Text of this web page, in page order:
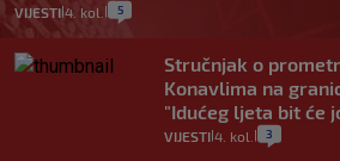
VIJESTI 4. kol. 5
Stručnjak o
Konavlima na
"Idućeg ljeta bit će
VIJESTI 4. kol. 3